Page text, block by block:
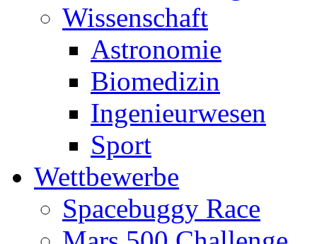
Wissenschaft
Astronomie
Biomedizin
Ingenieurwesen
Sport
Wettbewerbe
Spacebuggy Race